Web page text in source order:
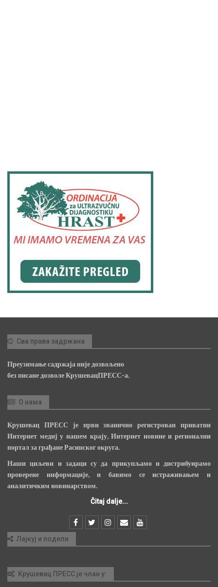
Сва права задржана
Преузимање садржаја није дозвољено
без писане дозволе КрушевацПРЕСС-а.
О нама
Крушевац ПРЕСС је први званично регистрован приватни
Интернет медиј у нашем крају, Интернет новине и регионални
портал за грађане Расинског округа.
Наши циљеви и задаци су да прикупљамо и дистрибуирамо
проверене информације, и бавимо се истраживањем и
аналитичким новинарством.
Čitaj dalje...
Лајкуј и подели
Крушевац ПРЕСС је члан у: